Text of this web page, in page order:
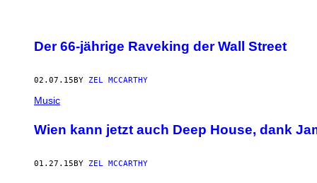
POSTS
THIS
Der 66-jährige Raveking der Wall Street
02.07.15 BY ZEL MCCARTHY
Music
Wien kann jetzt auch Deep House, dank
01.27.15 BY ZEL MCCARTHY